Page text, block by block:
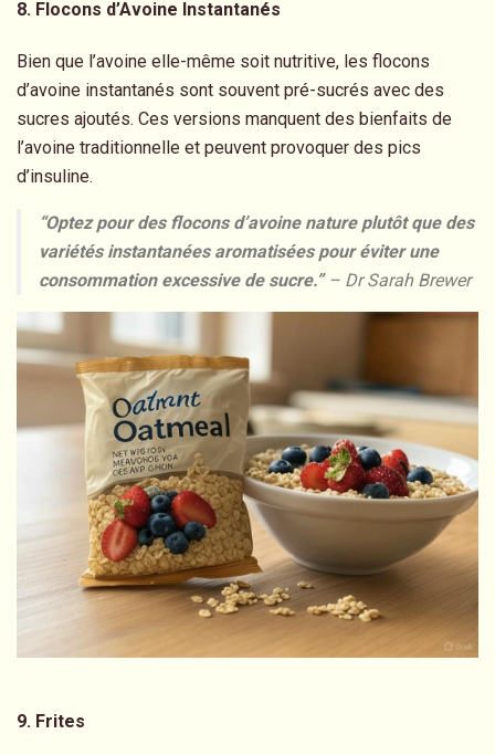
8. Flocons d’Avoine Instantanés
Bien que l’avoine elle-même soit nutritive, les flocons
d’avoine instantanés sont souvent pré-sucrés avec des
sucres ajoutés. Ces versions manquent des bienfaits de
l’avoine traditionnelle et peuvent provoquer des pics
d’insuline.
“Optez pour des flocons d’avoine nature plutôt que des
variétés instantanées aromatisées pour éviter une
consommation excessive de sucre.” – Dr Sarah Brewer
9. Frites